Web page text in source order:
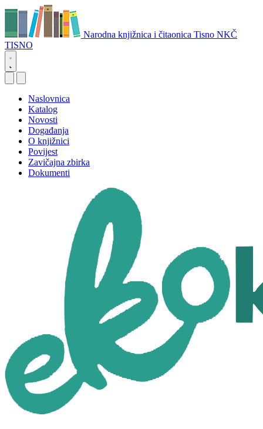
Narodna knjižnica i čitaonica Tisno NKČ
TISNO
Naslovnica
Katalog
Novosti
Događanja
O knjižnici
Povijest
Zavičajna zbirka
Dokumenti